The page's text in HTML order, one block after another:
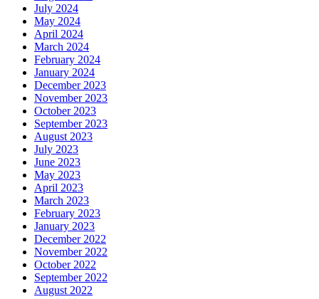
July 2024
May 2024
April 2024
March 2024
February 2024
January 2024
December 2023
November 2023
October 2023
September 2023
August 2023
July 2023
June 2023
May 2023
April 2023
March 2023
February 2023
January 2023
December 2022
November 2022
October 2022
September 2022
August 2022